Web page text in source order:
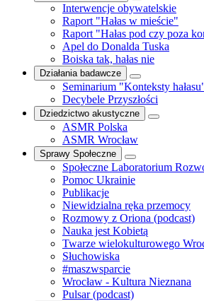
Interwencje obywatelskie
Raport "Hałas w mieście"
Raport "Hałas pod czy poza
Apel do Donalda Tuska
Boiska tak, hałas nie
Działania badawcze
Seminarium "Konteksty
Decybele Przyszłości
Dziedzictwo akustyczne
ASMR Polska
ASMR Wrocław
Sprawy Społeczne
Społeczne Laboratorium
Pomoc Ukrainie
Publikacje
Niewidzialna ręka przemocy
Rozmowy z Oriona (podcast)
Nauka jest Kobietą
Twarze wielokulturowego
Słuchowiska
#maszwsparcie
Wrocław - Kultura Nieznana
Pulsar (podcast)